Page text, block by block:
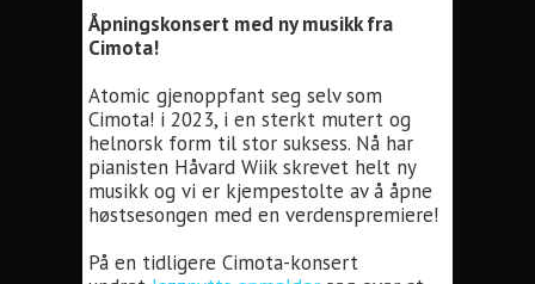
Åpningskonsert med ny musikk fra
Cimota!
Atomic gjenoppfant seg selv som
Cimota! i 2023, i en sterkt mutert og
helnorsk form til stor suksess. Nå har
pianisten Håvard Wiik skrevet helt ny
musikk og vi er kjempestolte av å åpne
høstsesongen med en verdenspremiere!
På en tidligere Cimota-konsert